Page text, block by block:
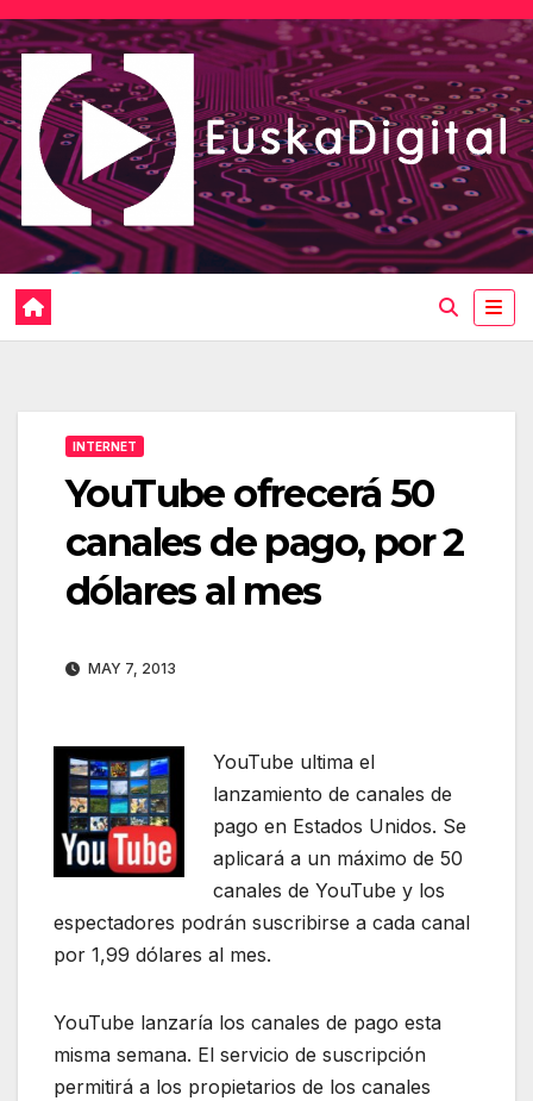
Saltar
al
contenido
INTERNET
YouTube ofrecerá 50
canales de pago, por 2
dólares al mes
MAY 7, 2013
YouTube ultima el
lanzamiento de canales de
pago en Estados Unidos. Se
aplicará a un máximo de 50
canales de YouTube y los
espectadores podrán suscribirse a cada canal
por 1,99 dólares al mes.
YouTube lanzaría los canales de pago esta
misma semana. El servicio de suscripción
permitirá a los propietarios de los canales